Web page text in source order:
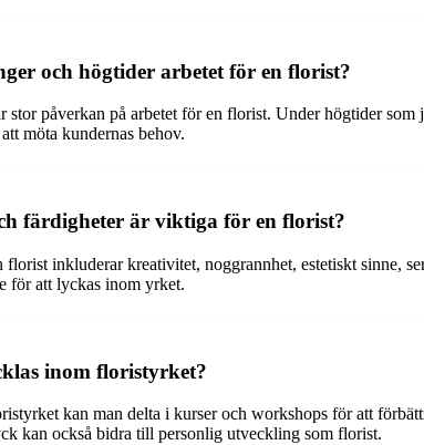
och högtider arbetet för en florist?
stor påverkan på arbetet för en florist. Under högtider
möta kundernas behov.
färdigheter är viktiga för en florist?
florist inkluderar kreativitet, noggrannhet, estetiskt sinne,
för att lyckas inom yrket.
inom floristyrket?
kan man delta i kurser och workshops för att
kan också bidra till personlig utveckling som florist.